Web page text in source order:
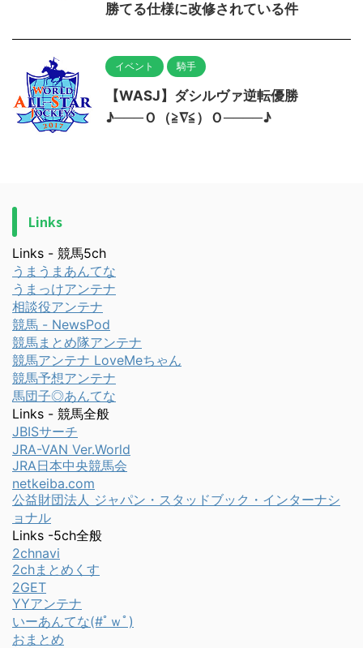
勝てる仕様に改修されている件
イベント 騎手
【WASJ】ダシルヴァ逆転優勝
♪───Ｏ（≧∇≦）Ｏ────♪
Links
Links - 競馬5ch
うまうまあんてな
うまっけアンテナ
相談役アンテナ
競馬 - NewsPod
競馬まとめ隊アンテナ
競馬アンテナ LoveMeちゃん
競馬予想アンテナ
馬団子◎あんてな
Links - 競馬全般
JBISサーチ
JRA-VAN Ver.World
JRA日本中央競馬会
netkeiba.com
公益財団法人 ジャパン・スタッドブック・インターナシ
ョナル
Links -5ch全般
2chnavi
2chまとめくす
2GET
YYアンテナ
いーあんてな(#ﾟｗﾟ)
おまとめ